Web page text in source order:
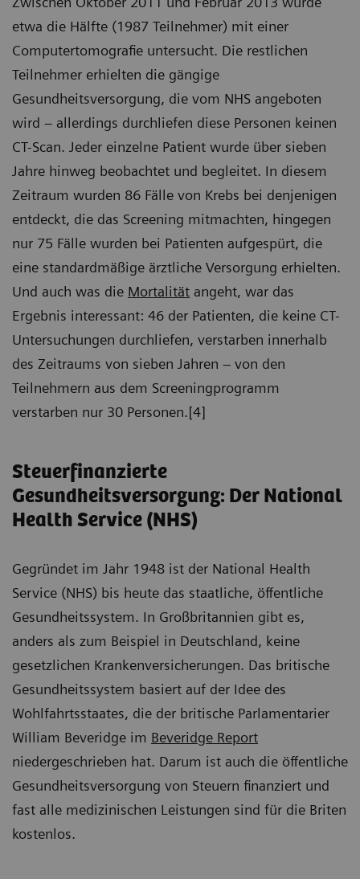
etwa die Hälfte (1987 Teilnehmer) mit einer
Computertomografie untersucht. Die restlichen
Teilnehmer erhielten die gängige
Gesundheitsversorgung, die vom NHS angeboten
wird – allerdings durchliefen diese Personen keinen
CT-Scan. Jeder einzelne Patient wurde über sieben
Jahre hinweg beobachtet und begleitet. In diesem
Zeitraum wurden 86 Fälle von Krebs bei denjenigen
entdeckt, die das Screening mitmachten, hingegen
nur 75 Fälle wurden bei Patienten aufgespürt, die
eine standardmäßige ärztliche Versorgung erhielten.
Und auch was die Mortalität angeht, war das
Ergebnis interessant: 46 der Patienten, die keine CT-
Untersuchungen durchliefen, verstarben innerhalb
des Zeitraums von sieben Jahren – von den
Teilnehmern aus dem Screeningprogramm
verstarben nur 30 Personen.[4]
Steuerfinanzierte
Gesundheitsversorgung: Der National
Health Service (NHS)
Gegründet im Jahr 1948 ist der National Health
Service (NHS) bis heute das staatliche, öffentliche
Gesundheitssystem. In Großbritannien gibt es,
anders als zum Beispiel in Deutschland, keine
gesetzlichen Krankenversicherungen. Das britische
Gesundheitssystem basiert auf der Idee des
Wohlfahrtsstaates, die der britische Parlamentarier
William Beveridge im Beveridge Report
niedergeschrieben hat. Darum ist auch die öffentliche
Gesundheitsversorgung von Steuern finanziert und
fast alle medizinischen Leistungen sind für die Briten
kostenlos.